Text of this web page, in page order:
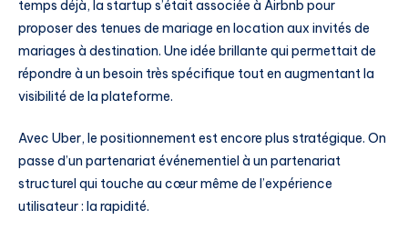
temps déjà, la startup s’était associée à Airbnb pour
proposer des tenues de mariage en location aux invités de
mariages à destination. Une idée brillante qui permettait de
répondre à un besoin très spécifique tout en augmentant la
visibilité de la plateforme.
Avec Uber, le positionnement est encore plus stratégique. On
passe d’un partenariat événementiel à un partenariat
structurel qui touche au cœur même de l’expérience
utilisateur : la rapidité.